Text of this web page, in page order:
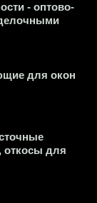
- оптово-
для окон
откосы для